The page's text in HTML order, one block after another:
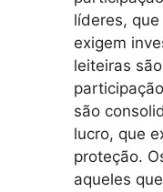
líderes,
exigem
leiteiras
são
lucro, que
proteção.
aqueles